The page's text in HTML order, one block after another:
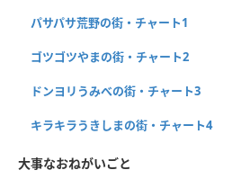
パサパサ荒野の街・チャート1
ゴツゴツやまの街・チャート2
ドンヨリうみべの街・チャート3
キラキラうきしまの街・チャート4
大事なおねがいごと